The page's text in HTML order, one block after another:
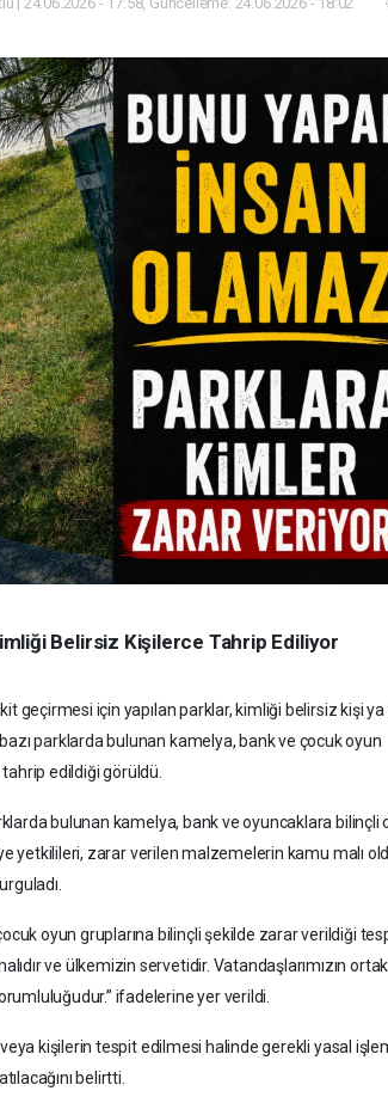
Belirsiz Kişilerce Tahrip Ediliyor
geçirmesi için yapılan parklar, kimliği belirsiz kişi ya
parklarda bulunan kamelya, bank ve çocuk oyun
tahrip edildiği görüldü.
bulunan kamelya, bank ve oyuncaklara bilinçli
yetkilileri, zarar verilen malzemelerin kamu malı
oyun gruplarına bilinçli şekilde zarar verildiği
ve ülkemizin servetidir. Vatandaşlarımızın ortak
ifadelerine yer verildi.
kişilerin tespit edilmesi halinde gerekli yasal
belirtti.